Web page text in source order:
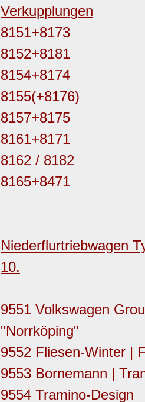
Verkupplungen
8151+8173
8152+8181
8154+8174
8155(+8176)
8157+8175
8161+8171
8162 / 8182
8165+8471
Niederflurtriebwagen
10.
9551 Volkswagen
"Norrköping"
9552 Fliesen-Winter |
9553 Bornemann |
9554 Tramino-Design